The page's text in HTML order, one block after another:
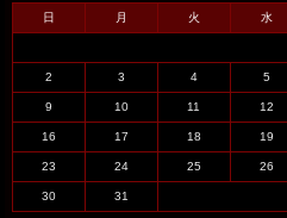
日 月 火 水
2 3 4 5
9 10 11 12
16 17 18 19
23 24 25 26
30 31